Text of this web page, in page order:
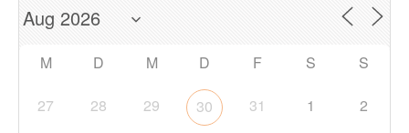
M D M D F S S
27 28 29 30 31 1 2